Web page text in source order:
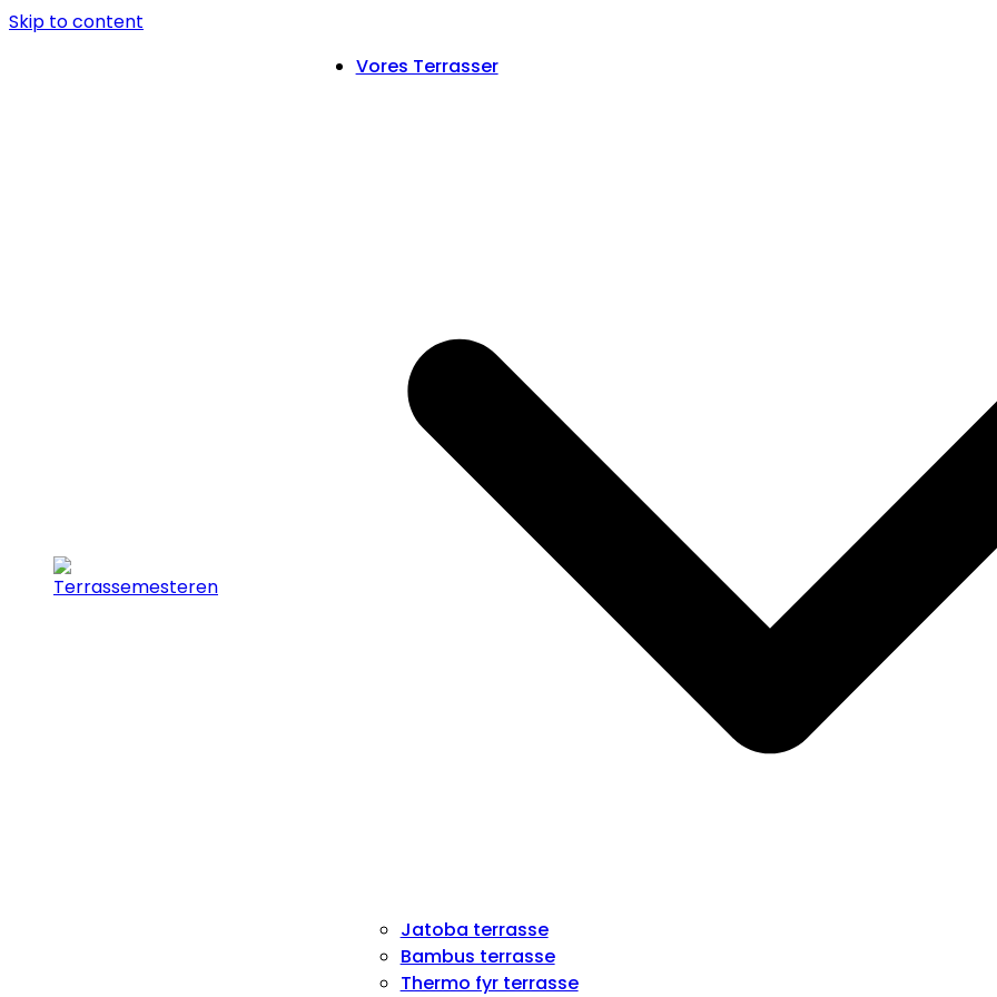
Skip to content
Vores Terrasser
Jatoba terrasse
Bambus terrasse
Thermo fyr terrasse